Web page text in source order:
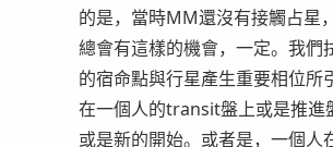
的是，當時MM還沒有接觸占星
總會有這樣的機會，一定。我們
的宿命點與行星產生重要相位所
在一個人的transit盤上或是推進
或是新的開始。或者是，一個